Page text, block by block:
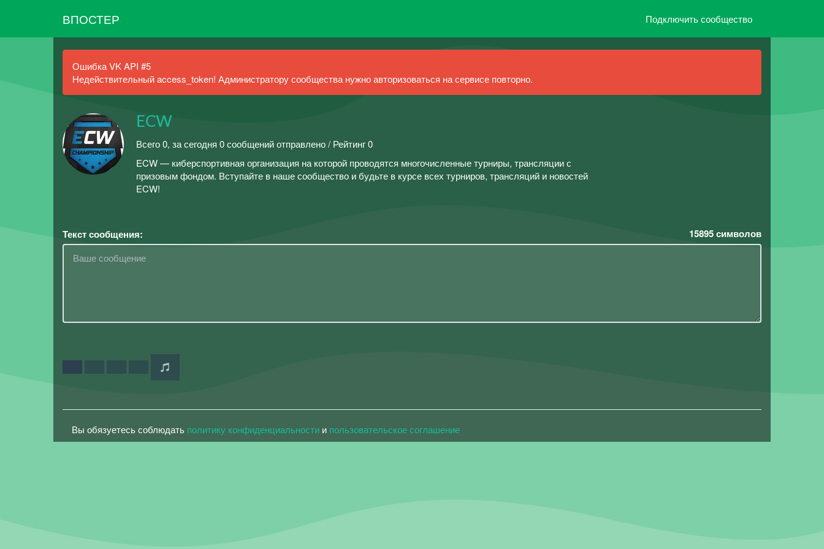
ВПОСТЕР Подключить сообщество
Ошибка VK API #5
Недействительный access_token! Администратору сообщества нужно авторизоваться на сервисе повторно.
ECW
Всего 0, за сегодня 0 сообщений отправлено / Рейтинг 0
ECW — киберспортивная организация на которой проводятся многочисленные турниры, трансляции с
призовым фондом. Вступайте в наше сообщество и будьте в курсе всех турниров, трансляций и новостей
ECW!
Текст сообщения: 15895символов
Вы обязуетесь соблюдать политику конфиденциальности и пользовательское соглашение